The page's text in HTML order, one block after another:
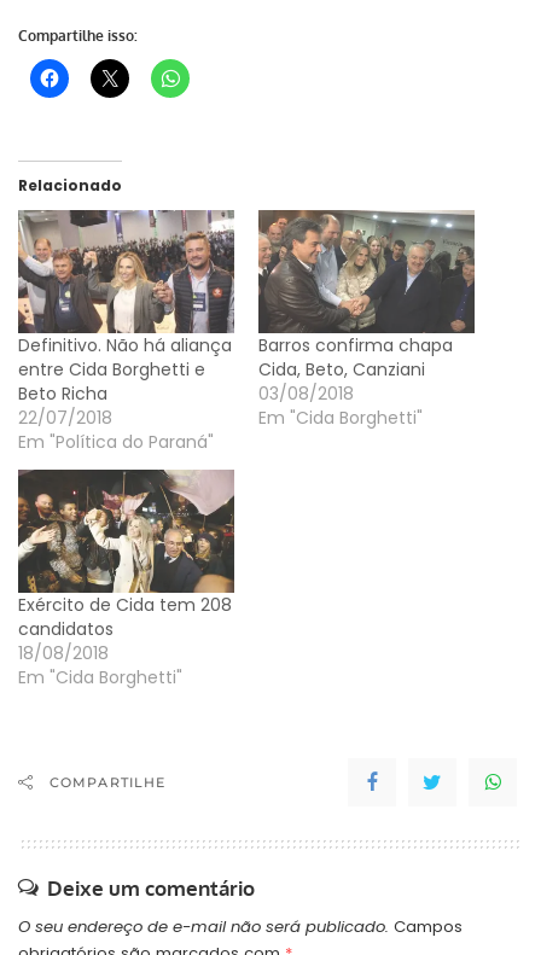
Compartilhe isso:
Relacionado
Definitivo. Não há aliança
entre Cida Borghetti e
Beto Richa
22/07/2018
Em "Política do Paraná"
Barros confirma chapa
Cida, Beto, Canziani
03/08/2018
Em "Cida Borghetti"
Exército de Cida tem 208
candidatos
18/08/2018
Em "Cida Borghetti"
COMPARTILHE
Deixe um comentário
O seu endereço de e-mail não será publicado. Campos